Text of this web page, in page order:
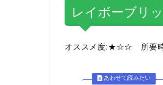
レイボーブリ
オススメ度:★☆☆ 所要時